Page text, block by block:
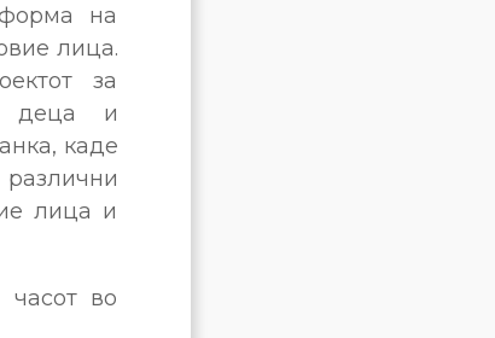
на
лица.
за
деца и
каде
лица и
во